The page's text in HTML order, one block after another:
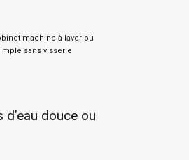
machine à laver ou
sans visserie
douce ou